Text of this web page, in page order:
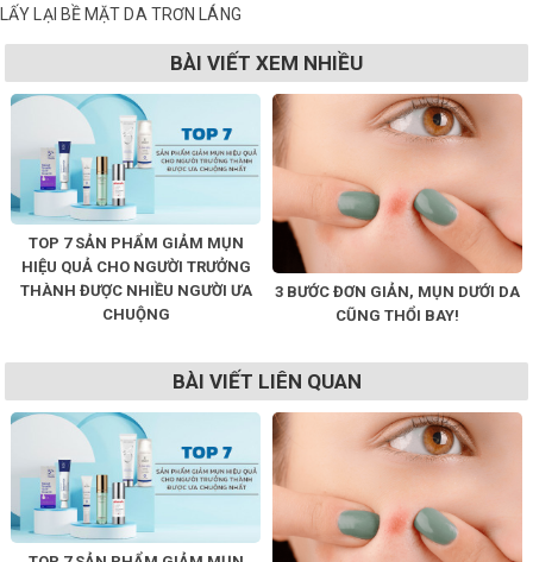
LẤY LẠI BỀ MẶT DA TRƠN LÁNG
BÀI VIẾT XEM NHIỀU
TOP 7 SẢN PHẨM GIẢM MỤN
HIỆU QUẢ CHO NGƯỜI TRƯỞNG
THÀNH ĐƯỢC NHIỀU NGƯỜI ƯA
CHUỘNG
3 BƯỚC ĐƠN GIẢN, MỤN DƯỚI DA
CŨNG THỔI BAY!
BÀI VIẾT LIÊN QUAN